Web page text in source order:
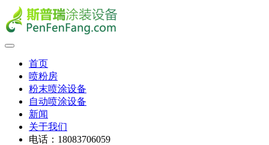
首页
喷粉房
粉末喷涂设备
自动喷涂设备
新闻
关于我们
电话：18083706059